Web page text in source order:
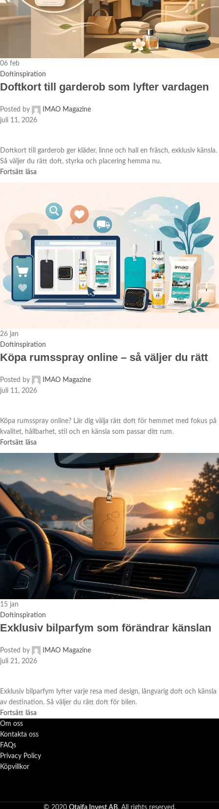
06 feb
Doftinspiration
Doftkort till garderob som lyfter vardagen
Posted by
IMAO Magazine
juli 11, 2026
Doftkort till garderob ger kläder, linne och hall en fräsch, exklusiv känsla.
Så väljer du rätt doft, styrka och placering hemma nu.
Fortsätt läsa
26 jan
Doftinspiration
Köpa rumsspray online – så väljer du rätt
Posted by
IMAO Magazine
juli 11, 2026
Köpa rumsspray online? Lär dig välja rätt doft för hemmet med fokus på
kvalitet, hållbarhet, stil och en känsla som passar ditt rum.
Fortsätt läsa
15 jan
Doftinspiration
Exklusiv bilparfym som förändrar känslan
Posted by
IMAO Magazine
juli 21, 2026
Exklusiv bilparfym lyfter varje resa med design, långvarig doft och känsla
av destination. Så väljer du rätt doft för bilen.
Fortsätt läsa
Om oss
Kontakta oss
FAQs
Privacy Policy
Köpvillkor
© 2020 Otaifa Invest AB. All rights reserved.